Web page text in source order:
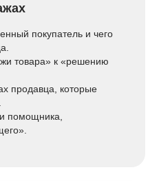
покупатель и чего
товара» к «решению
продавца, которые
помощника,